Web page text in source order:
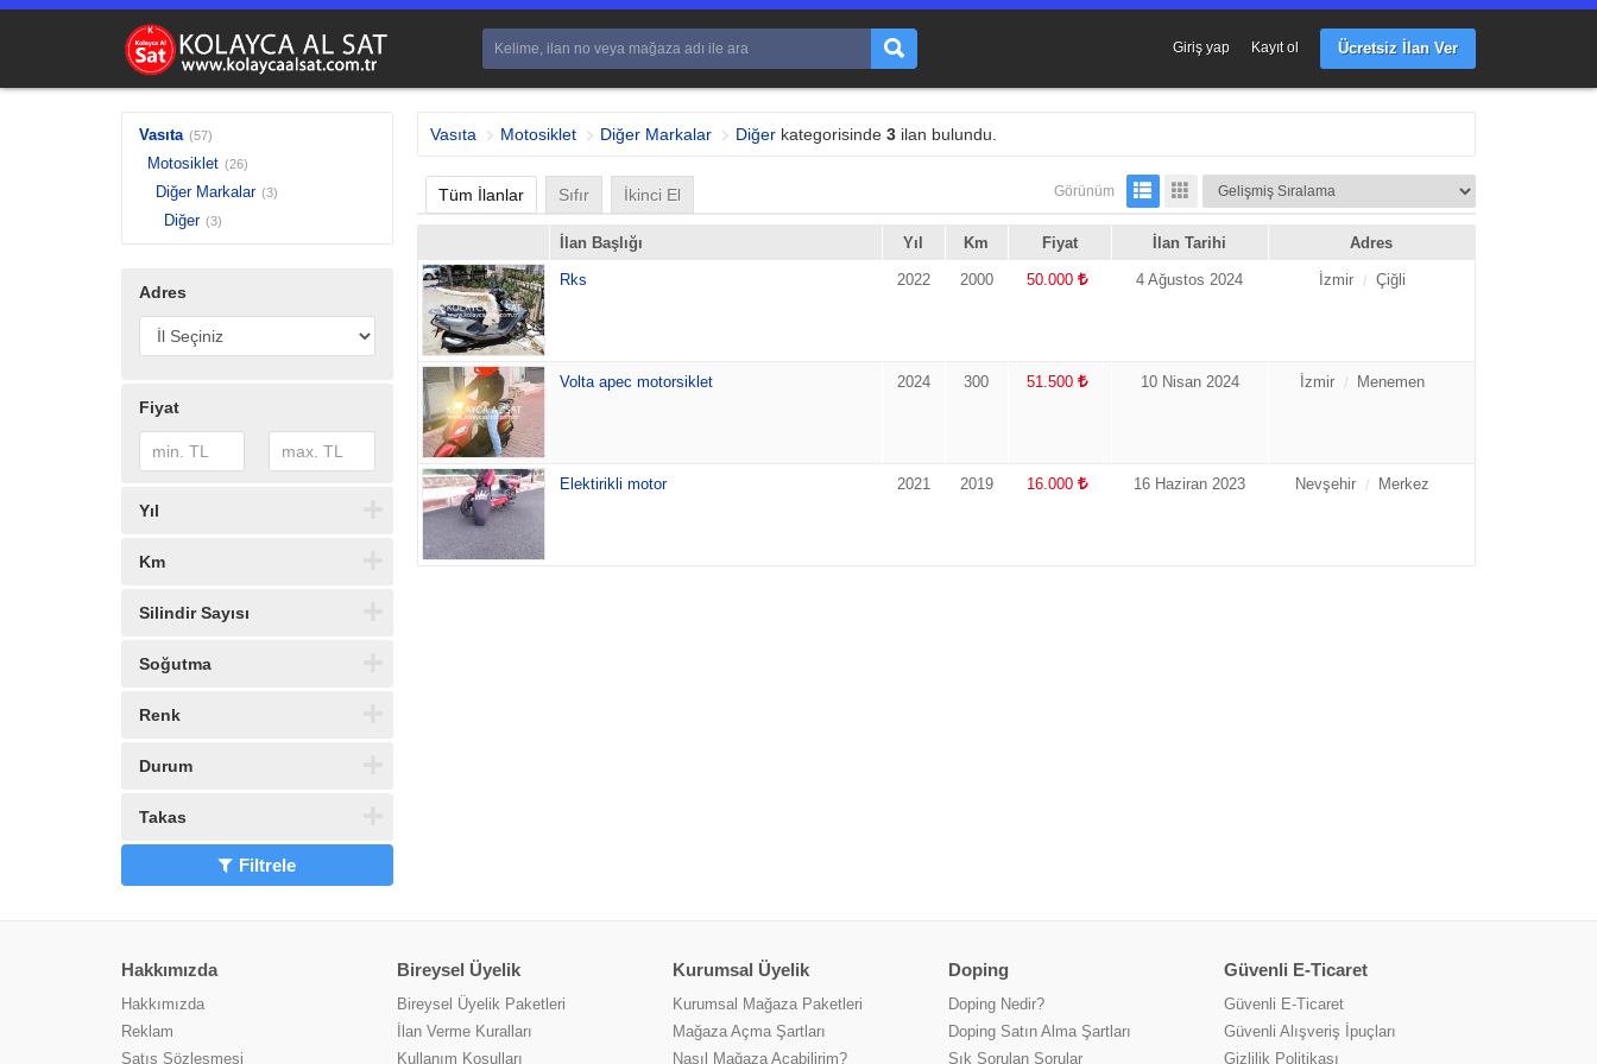
Giriş yap Kayıt ol Ücretsiz İlan Ver
Vasıta (57)
Motosiklet (26)
Diğer Markalar (3)
Diğer (3)
Adres
Fiyat
Yıl
Km
Silindir Sayısı
Soğutma
Renk
Durum
Takas
Filtrele
Vasıta Motosiklet Diğer Markalar Diğer kategorisinde 3ilan bulundu.
Tüm İlanlar Sıfır İkinci El Görünüm
İlan Başlığı Yıl Km Fiyat İlan Tarihi Adres
Rks 2022 2000 50.000 4 Ağustos 2024 İzmir Çiğli
Volta apec motorsiklet 2024 300 51.500 10 Nisan 2024 İzmir Menemen
Elektirikli motor 2021 2019 16.000 16 Haziran 2023 Nevşehir Merkez
Hakkımızda
Hakkımızda
Reklam
Satış Sözleşmesi
Bireysel Üyelik
Bireysel Üyelik Paketleri
İlan Verme Kuralları
Kullanım Koşulları
Kurumsal Üyelik
Kurumsal Mağaza Paketleri
Mağaza Açma Şartları
Nasıl Mağaza Açabilirim?
Doping
Doping Nedir?
Doping Satın Alma Şartları
Sık Sorulan Sorular
Güvenli E-Ticaret
Güvenli E-Ticaret
Güvenli Alışveriş İpuçları
Gizlilik Politikası